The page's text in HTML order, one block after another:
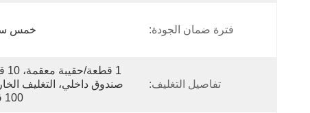
فترة ضمان الجودة: خمس
تفاصيل التغليف:
1
100 قطعة